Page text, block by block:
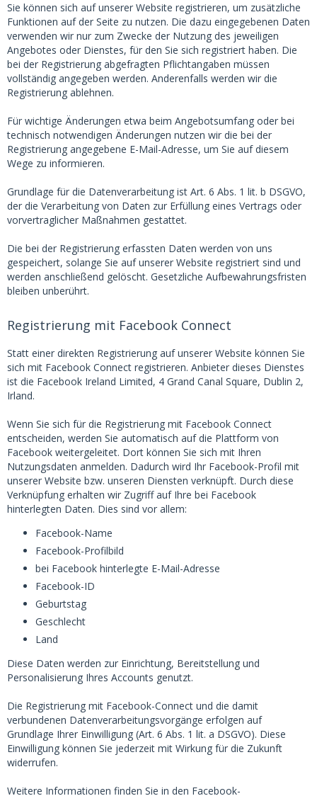
Sie können sich auf unserer Website registrieren, um zusätzliche
Funktionen auf der Seite zu nutzen. Die dazu eingegebenen Daten
verwenden wir nur zum Zwecke der Nutzung des jeweiligen
Angebotes oder Dienstes, für den Sie sich registriert haben. Die
bei der Registrierung abgefragten Pflichtangaben müssen
vollständig angegeben werden. Anderenfalls werden wir die
Registrierung ablehnen.
Für wichtige Änderungen etwa beim Angebotsumfang oder bei
technisch notwendigen Änderungen nutzen wir die bei der
Registrierung angegebene E-Mail-Adresse, um Sie auf diesem
Wege zu informieren.
Grundlage für die Datenverarbeitung ist Art. 6 Abs. 1 lit. b DSGVO,
der die Verarbeitung von Daten zur Erfüllung eines Vertrags oder
vorvertraglicher Maßnahmen gestattet.
Die bei der Registrierung erfassten Daten werden von uns
gespeichert, solange Sie auf unserer Website registriert sind und
werden anschließend gelöscht. Gesetzliche Aufbewahrungsfristen
bleiben unberührt.
Registrierung mit Facebook Connect
Statt einer direkten Registrierung auf unserer Website können Sie
sich mit Facebook Connect registrieren. Anbieter dieses Dienstes
ist die Facebook Ireland Limited, 4 Grand Canal Square, Dublin 2,
Irland.
Wenn Sie sich für die Registrierung mit Facebook Connect
entscheiden, werden Sie automatisch auf die Plattform von
Facebook weitergeleitet. Dort können Sie sich mit Ihren
Nutzungsdaten anmelden. Dadurch wird Ihr Facebook-Profil mit
unserer Website bzw. unseren Diensten verknüpft. Durch diese
Verknüpfung erhalten wir Zugriff auf Ihre bei Facebook
hinterlegten Daten. Dies sind vor allem:
Facebook-Name
Facebook-Profilbild
bei Facebook hinterlegte E-Mail-Adresse
Facebook-ID
Geburtstag
Geschlecht
Land
Diese Daten werden zur Einrichtung, Bereitstellung und
Personalisierung Ihres Accounts genutzt.
Die Registrierung mit Facebook-Connect und die damit
verbundenen Datenverarbeitungsvorgänge erfolgen auf
Grundlage Ihrer Einwilligung (Art. 6 Abs. 1 lit. a DSGVO). Diese
Einwilligung können Sie jederzeit mit Wirkung für die Zukunft
widerrufen.
Weitere Informationen finden Sie in den Facebook-